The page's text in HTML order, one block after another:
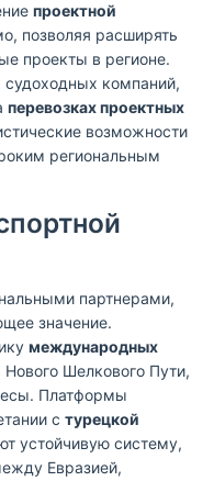
проектной
позволяя расширять
проекты в регионе.
судоходных компаний,
перевозках проектных
возможности
региональным
партнерами,
значение.
международных
Нового Шелкового Пути,
Платформы
с турецкой
устойчивую систему,
Евразией,